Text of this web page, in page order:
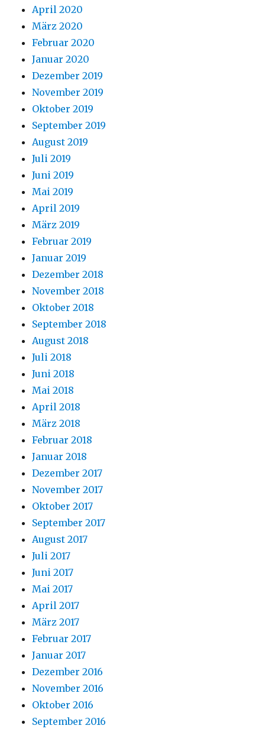
April 2020
März 2020
Februar 2020
Januar 2020
Dezember 2019
November 2019
Oktober 2019
September 2019
August 2019
Juli 2019
Juni 2019
Mai 2019
April 2019
März 2019
Februar 2019
Januar 2019
Dezember 2018
November 2018
Oktober 2018
September 2018
August 2018
Juli 2018
Juni 2018
Mai 2018
April 2018
März 2018
Februar 2018
Januar 2018
Dezember 2017
November 2017
Oktober 2017
September 2017
August 2017
Juli 2017
Juni 2017
Mai 2017
April 2017
März 2017
Februar 2017
Januar 2017
Dezember 2016
November 2016
Oktober 2016
September 2016